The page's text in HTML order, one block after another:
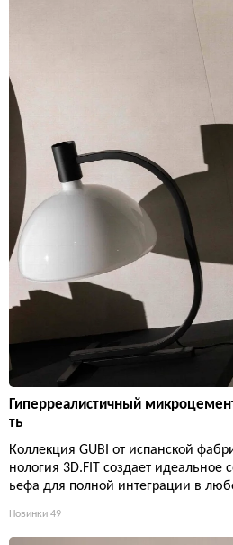
Гиперреалистичный
ть
Коллекция GUBI от испанской
нология 3D.FIT создает идеальное
ьефа для полной интеграции в
Новинки 49